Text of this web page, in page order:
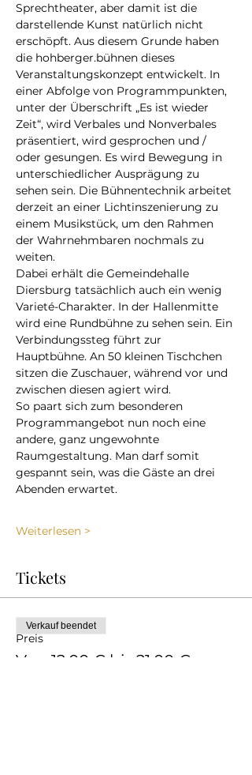
Sprechtheater, aber damit ist die
darstellende Kunst natürlich nicht
erschöpft. Aus diesem Grunde haben
die hohberger.bühnen dieses
Veranstaltungskonzept entwickelt. In
einer Abfolge von Programmpunkten,
unter der Überschrift „Es ist wieder
Zeit“, wird Verbales und Nonverbales
präsentiert, wird gesprochen und /
oder gesungen. Es wird Bewegung in
unterschiedlicher Ausprägung zu
sehen sein. Die Bühnentechnik arbeitet
derzeit an einer Lichtinszenierung zu
einem Musikstück, um den Rahmen
der Wahrnehmbaren nochmals zu
weiten.
Dabei erhält die Gemeindehalle
Diersburg tatsächlich auch ein wenig
Varieté-Charakter. In der Hallenmitte
wird eine Rundbühne zu sehen sein. Ein
Verbindungssteg führt zur
Hauptbühne. An 50 kleinen Tischchen
sitzen die Zuschauer, während vor und
zwischen diesen agiert wird.
So paart sich zum besonderen
Programmangebot nun noch eine
andere, ganz ungewohnte
Raumgestaltung. Man darf somit
gespannt sein, was die Gäste an drei
Abenden erwartet.
Weiterlesen >
Tickets
Preis
Von 12,00 € bis 21,00 €
Verkauf beendet